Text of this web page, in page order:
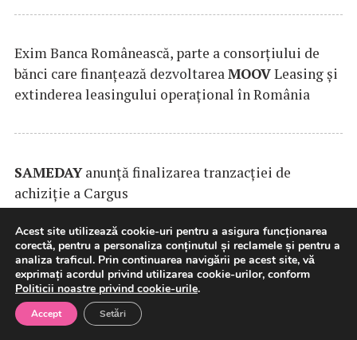
Exim Banca Românească, parte a consorțiului de
bănci care finanțează dezvoltareaMOOVLeasing și
extinderea leasingului operațional în România
SAMEDAYanunță finalizarea tranzacției de
achiziție a Cargus
Acest site utilizează cookie-uri pentru a asigura funcționarea
corectă, pentru a personaliza conținutul și reclamele și pentru a
analiza traficul. Prin continuarea navigării pe acest site, vă
exprimați acordul privind utilizarea cookie-urilor, conform
Politicii noastre privind cookie-urile.
Accept Setări